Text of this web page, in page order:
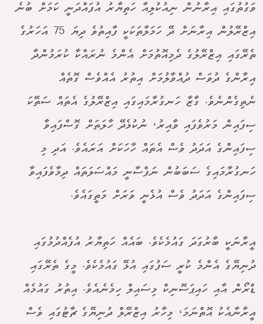
ވަގުތުގައި އިރާނުން ނިއުކުލިއާ ހަތިޔާރު އުފައްދަނީ ކަމަށް ބުނެ
އިޒްރޭލުން އިރާނަށް ދޭ ހަމަލާތަކަކީ ފާއިތުވެ ދިޔަ 75 އަހަރުގެ
ތެރޭގައި އިޒްރޭލުގެ ދެމިއޮތުމަށް އެންމެ ނުރައްކާ ކުރަމުންދާ
އިރާންގެ ދުވަސް ދުއްވާލުމަށް އިތުރު އެއްވެސް ގޮތެއް
ނެތިގެންނެވެ. ގާޒާ ހަނގުރާމައިގައި އިޒްރޭލުގެ އެތައް ސަތޭކަ
ސިފައިން މަރުވެފައި ވާއިރު، ނުކުޅެދޭ ހާލަތަށް ގޮސްފައިވާ
ސިފައިންގެ އަދަދު ވެސް އެތައް ހާހަކަށް އަރައެވެ. އަދި މި
ހަނގުރާމައިގެ ސަބަބުން ނަފްސާނީ މައްސަލަތައް ދިމާވެފައިވާ
ސިފައިންގެ އަދަދު ވެސް އުޅެނީ ވަރަށް މަތީގައެވެ.
އީރާނަކީ ބާރުގަދަ ގައުމެކެވެ. ބައެއް ހަތިޔާރު އުފެއްދުމުގައި
ދުނިޔޭގެ އެންމެ ކުރީ ސަފުގައި އުޅޭ ގައުމެކެވެ. މީގެ ތެރޭގައި
ޑްރޯން އާއި ހައިޕަސޮނިކް މިސައިލް ހިމެނެއެވެ. އިތުރު ގައުމެއް
އީރާނާއެކު އޮތްނަމަ، މިހާރު އިޒްރޭލް ދުނިޔޭގެ ޗާޓުގައި ވެސް